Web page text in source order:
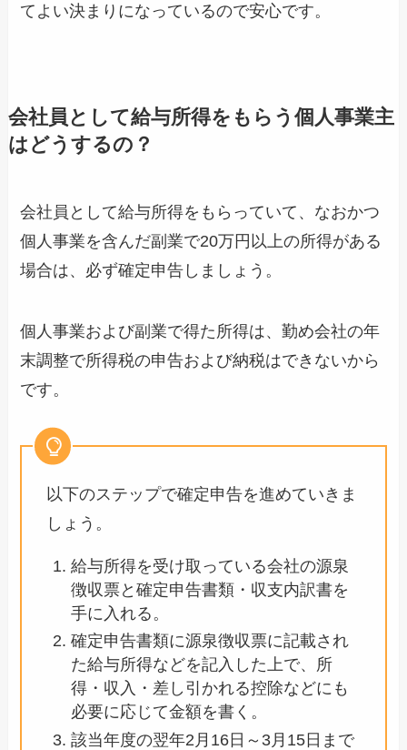
てよい決まりになっているので安心です。
会社員として給与所得をもらう個人事業主
はどうするの？
会社員として給与所得をもらっていて、なおかつ
個人事業を含んだ副業で20万円以上の所得がある
場合は、必ず確定申告しましょう。
個人事業および副業で得た所得は、勤め会社の年
末調整で所得税の申告および納税はできないから
です。
以下のステップで確定申告を進めていきま
しょう。
給与所得を受け取っている会社の源泉
徴収票と確定申告書類・収支内訳書を
手に入れる。
確定申告書類に源泉徴収票に記載され
た給与所得などを記入した上で、所
得・収入・差し引かれる控除などにも
必要に応じて金額を書く。
該当年度の翌年2月16日～3月15日まで